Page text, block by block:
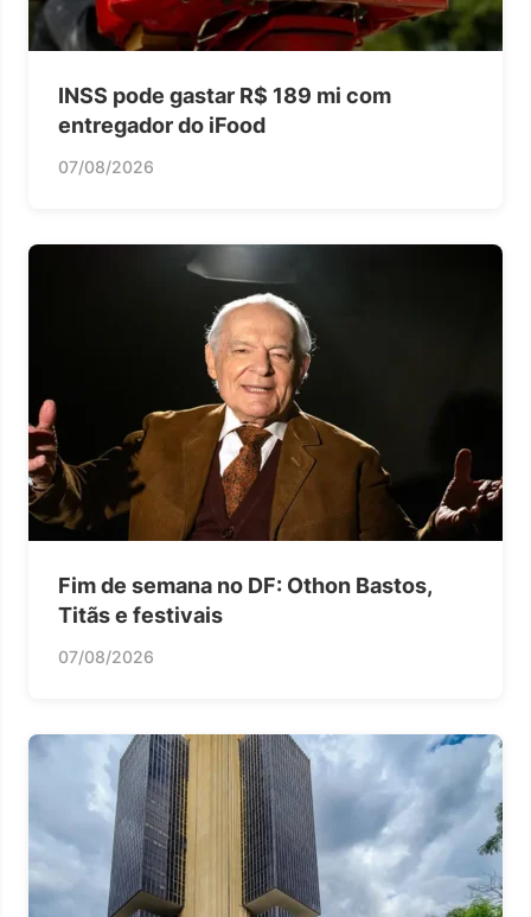
INSS pode gastar R$ 189 mi com
entregador do iFood
07/08/2026
Fim de semana no DF: Othon Bastos,
Titãs e festivais
07/08/2026